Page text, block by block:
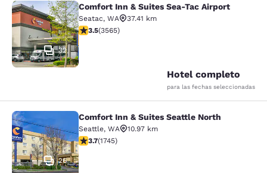
Comfort Inn & Suites Sea-Tac
32
Comfort Inn & Suites Sea-Tac Airport
Seatac, WA
37.41 km
calificación de 3.53 estrellas. Bueno. 3565 reseñas
3.5(3565)
Hotel completo
para las fechas seleccionadas
Comfort Inn & Suites Seattle North
26
Comfort Inn & Suites Seattle North
Seattle, WA
10.97 km
calificación de 3.74 estrellas. Bueno. 1745 reseñas
3.7(1745)